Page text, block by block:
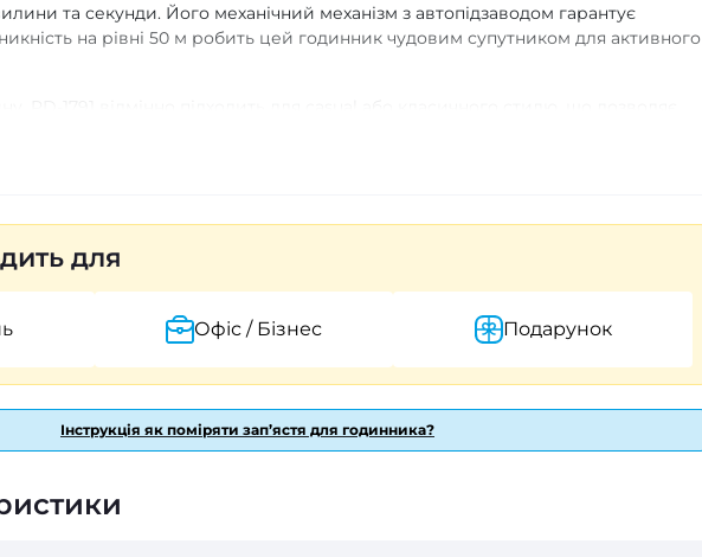
та секунди. Його механічний механізм з автопідзаводом гарантує
на рівні 50 м робить цей годинник чудовим супутником для активного
ситуаціях — від ділових зустрічей до повсякденних прогулянок. Гарантія
а його світлова індикація забезпечує зручність у використанні в темряві.
для
Офіс / Бізнес Подарунок
Інструкція як поміряти зап’ястя для годинника?